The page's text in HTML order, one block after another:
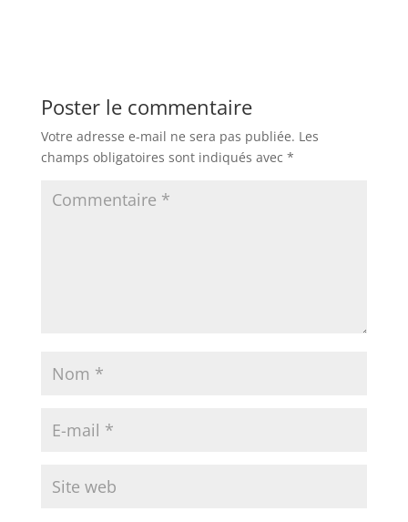
Poster le commentaire
Votre adresse e-mail ne sera pas publiée. Les
champs obligatoires sont indiqués avec *